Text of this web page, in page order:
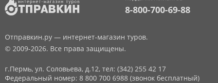
8-800-700-69-88
Отправкин.ру — интернет-магазин туров.
© 2009-2026. Все права защищены.
г.Пермь, ул. Соловьева, д.12, тел: (342) 255 42 17
Федеральный номер: 8 800 700 6988 (звонок бесплатный)